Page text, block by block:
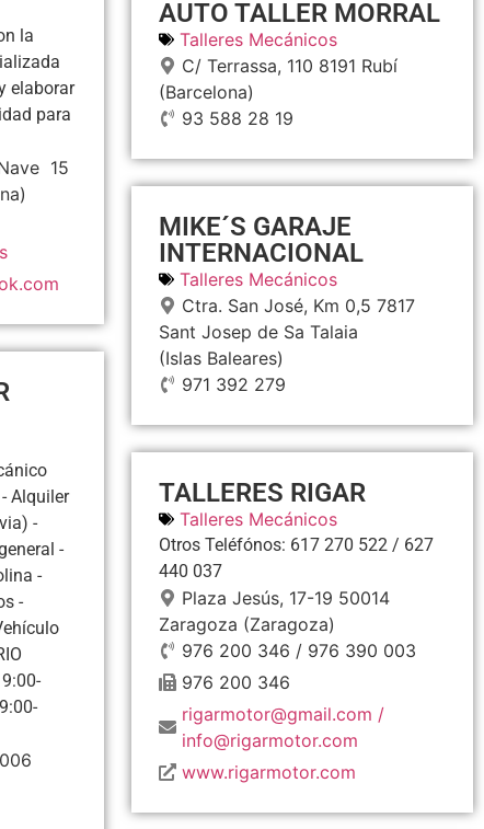
la
elaborar
para
 15
Alquiler
-
-
-
-
AUTO TALLER MORRAL
Talleres Mecánicos
C/ Terrassa, 110 8191 Rubí
(Barcelona)
93 588 28 19
MIKE´S GARAJE
INTERNACIONAL
Talleres Mecánicos
Ctra. San José, Km 0,5 7817
Sant Josep de Sa Talaia
(Islas Baleares)
971 392 279
TALLERES RIGAR
Talleres Mecánicos
Otros Teléfónos: 617 270 522 / 627
440 037
Plaza Jesús, 17-19 50014
Zaragoza (Zaragoza)
976 200 346 / 976 390 003
976 200 346
rigarmotor@gmail.com /
info@rigarmotor.com
www.rigarmotor.com